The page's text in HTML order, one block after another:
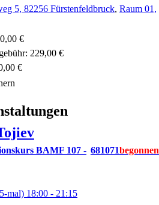
5, 82256 Fürstenfeldbruck, Raum 01,
€
229,00 €
€
BAMF 107 - 681071
mal) 18:00 - 21:15